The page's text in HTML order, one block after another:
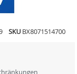
SKU BX8071514700